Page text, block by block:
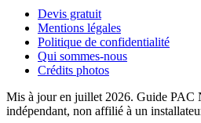
Devis gratuit
Mentions légales
Politique de confidentialité
Qui sommes-nous
Crédits photos
Mis à jour en juillet 2026. Guide PAC
indépendant, non affilié à un